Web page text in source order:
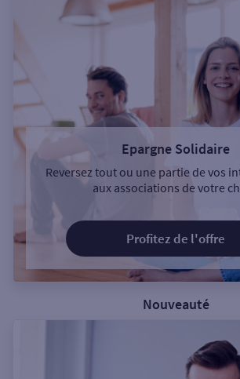
Epargne Solidaire
Reversez tout ou une partie de vos
aux associations de votre
Profitez de l'offre
Nouveauté